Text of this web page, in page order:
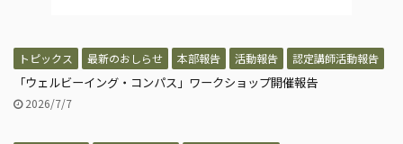
トピックス 最新のおしらせ 本部報告 活動報告 認定講師活動報告
「ウェルビーイング・コンパス」ワークショップ開催報告
2026/7/7